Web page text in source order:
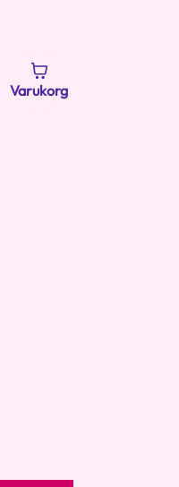
Varukorg